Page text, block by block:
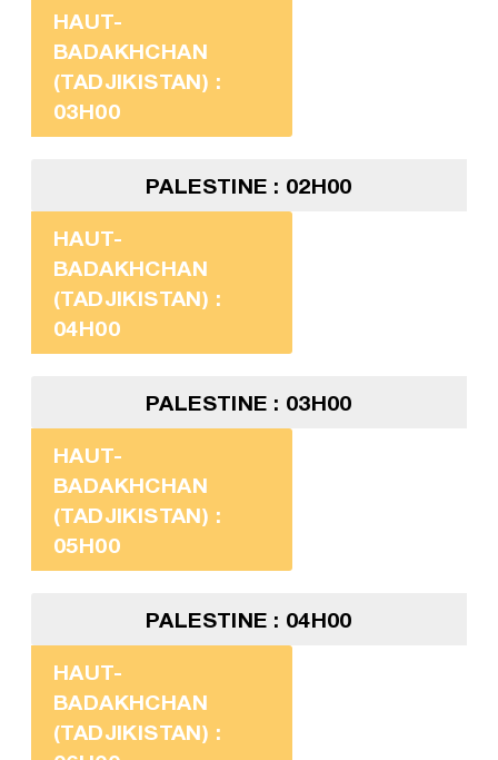
HAUT-
BADAKHCHAN
(TADJIKISTAN) :
03H00
PALESTINE : 02H00
HAUT-
BADAKHCHAN
(TADJIKISTAN) :
04H00
PALESTINE : 03H00
HAUT-
BADAKHCHAN
(TADJIKISTAN) :
05H00
PALESTINE : 04H00
HAUT-
BADAKHCHAN
(TADJIKISTAN) :